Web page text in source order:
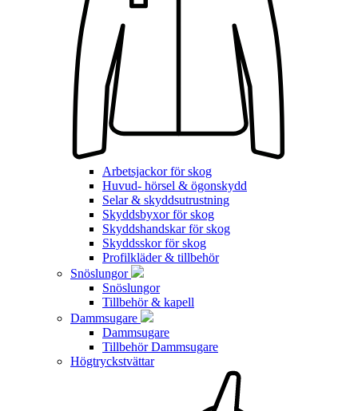
Arbetsjackor för skog
Huvud- hörsel & ögonskydd
Selar & skyddsutrustning
Skyddsbyxor för skog
Skyddshandskar för skog
Skyddsskor för skog
Profilkläder & tillbehör
Snöslungor
Snöslungor
Tillbehör & kapell
Dammsugare
Dammsugare
Tillbehör Dammsugare
Högtryckstvättar